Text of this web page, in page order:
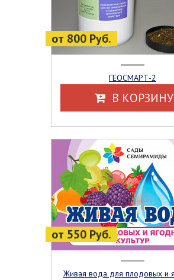
от 800 Руб.
ГЕОСМАРТ-2
В КОРЗИНУ
от 550 Руб.
Живая вода для плодовых и ягодных